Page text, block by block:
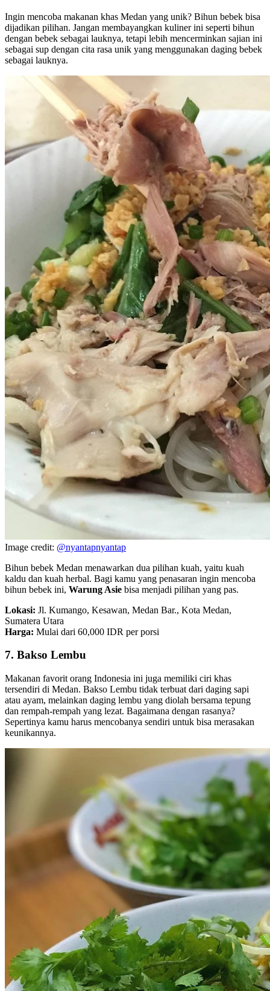
Ingin mencoba makanan khas Medan yang unik? Bihun bebek bisa
dijadikan pilihan. Jangan membayangkan kuliner ini seperti bihun
dengan bebek sebagai lauknya, tetapi lebih mencerminkan sajian ini
sebagai sup dengan cita rasa unik yang menggunakan daging bebek
sebagai lauknya.
Image credit: @nyantapnyantap
Bihun bebek Medan menawarkan dua pilihan kuah, yaitu kuah
kaldu dan kuah herbal. Bagi kamu yang penasaran ingin mencoba
bihun bebek ini, Warung Asie bisa menjadi pilihan yang pas.
Lokasi: Jl. Kumango, Kesawan, Medan Bar., Kota Medan,
Sumatera Utara
Harga: Mulai dari 60,000 IDR per porsi
7. Bakso Lembu
Makanan favorit orang Indonesia ini juga memiliki ciri khas
tersendiri di Medan. Bakso Lembu tidak terbuat dari daging sapi
atau ayam, melainkan daging lembu yang diolah bersama tepung
dan rempah-rempah yang lezat. Bagaimana dengan rasanya?
Sepertinya kamu harus mencobanya sendiri untuk bisa merasakan
keunikannya.